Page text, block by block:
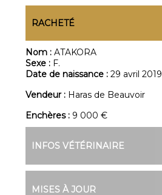
RACHETÉ
Nom :ATAKORA
Sexe : F.
Date de naissance :29 avril 2019
Vendeur : Haras de Beauvoir
Enchères : 9 000 €
INFOS VÉTÉRINAIRE
MISES À JOUR